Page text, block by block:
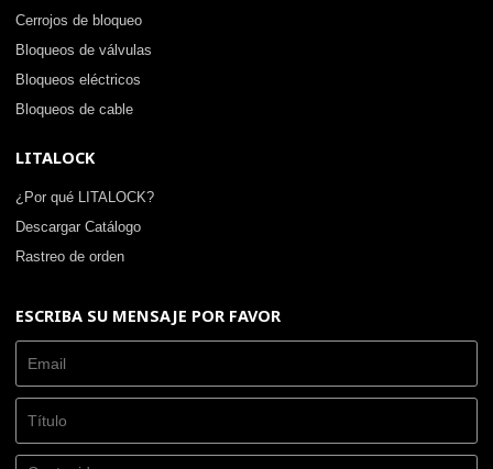
Cerrojos de bloqueo
Bloqueos de válvulas
Bloqueos eléctricos
Bloqueos de cable
LITALOCK
¿Por qué LITALOCK?
Descargar Catálogo
Rastreo de orden
ESCRIBA SU MENSAJE POR FAVOR